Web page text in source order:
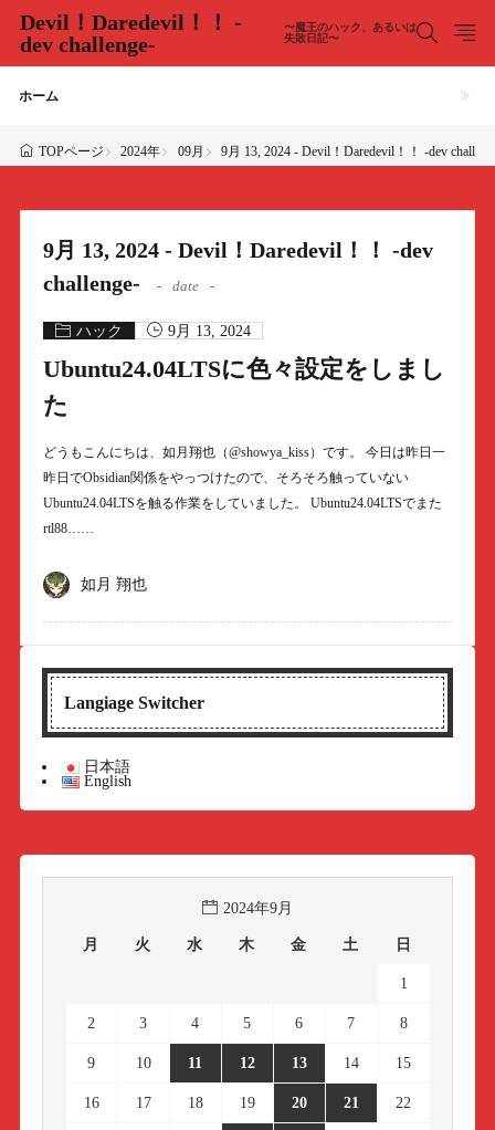
Devil！Daredevil！！ -
dev challenge-
〜魔王のハック、あるいは
失敗日記〜
ホーム
TOPページ 2024年 09月 9月 13, 2024 - Devil！Daredevil！！ -dev
9月 13, 2024 - Devil！Daredevil！！ -dev
challenge-
date
ハック 9月 13, 2024
Ubuntu24.04LTSに色々設定をしまし
た
どうもこんにちは、如月翔也（@showya_kiss）です。 今日は昨日一
昨日でObsidian関係をやっつけたので、そろそろ触っていない
Ubuntu24.04LTSを触る作業をしていました。 Ubuntu24.04LTSでまた
rtl88……
如月 翔也
Langiage Switcher
日本語
English
2024年9月
月 火 水 木 金 土 日
1
2 3 4 5 6 7 8
9 10 11 12 13 14 15
16 17 18 19 20 21 22